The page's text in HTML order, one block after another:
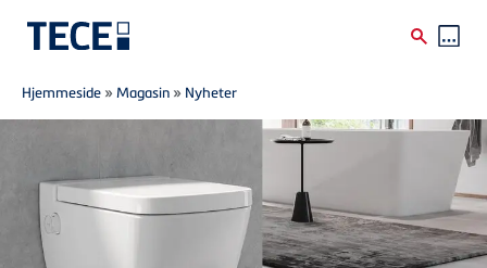
Skip to main content
Breadcrumb
Hjemmeside »Magasin » Nyheter